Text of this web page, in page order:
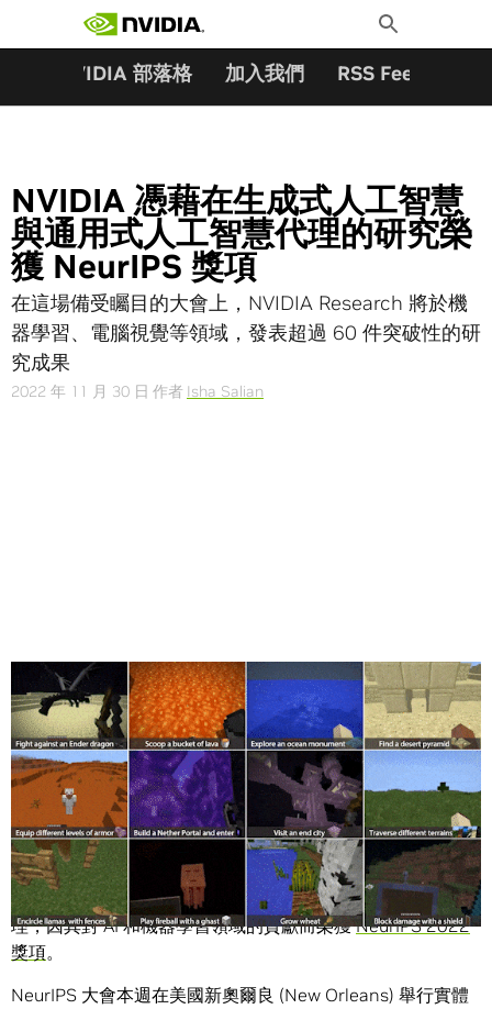
Toggle
Search
NVIDIA 部落格 加入我們 RSS Feeds
NVIDIA 憑藉在生成式人工智慧
與通用式人工智慧代理的研究榮
獲 NeurIPS 獎項
在這場備受矚目的大會上，NVIDIA Research 將於機
器學習、電腦視覺等領域，發表超過 60 件突破性的研
究成果
2022 年 11 月 30 日 作者 Isha Salian
Share
NVIDIA Research 的兩篇論文，一篇關於探索基於擴散的生
成式人工智慧 (AI) 模型，另一篇則是關於訓練通用式 AI 代
理，因其對 AI 和機器學習領域的貢獻而榮獲NeurIPS 2022
獎項。
NeurIPS 大會本週在美國新奧爾良 (New Orleans) 舉行實體